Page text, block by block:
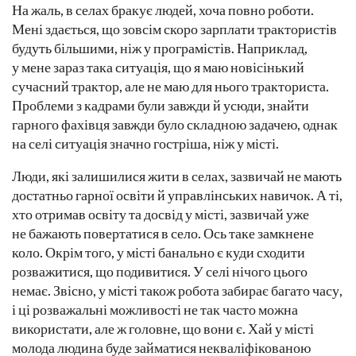
На жаль, в селах бракує людей, хоча повно роботи.
Мені здається, що зовсім скоро зарплати трактористів
будуть більшими, ніж у програмістів. Наприклад,
у мене зараз така ситуація, що я маю новісінький
сучасний трактор, але не маю для нього тракториста.
Проблеми з кадрами були завжди й усюди, знайти
гарного фахівця завжди було складною задачею, однак
на селі ситуація значно гостріша, ніж у місті.
Люди, які залишилися жити в селах, зазвичай не мають
достатньо гарної освіти й управлінських навичок. А ті,
хто отримав освіту та досвід у місті, зазвичай уже
не бажають повертатися в село. Ось таке замкнене
коло. Окрім того, у місті банально є куди сходити
розважитися, що подивитися. У селі нічого цього
немає. Звісно, у місті також робота забирає багато часу,
і ці розважальні можливості не так часто можна
використати, але ж головне, що вони є. Хай у місті
молода людина буде займатися некваліфікованою